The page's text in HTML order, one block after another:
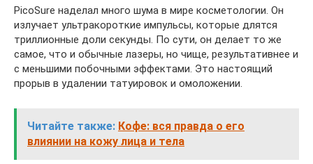
PicoSure наделал много шума в мире косметологии. Он
излучает ультракороткие импульсы, которые длятся
триллионные доли секунды. По сути, он делает то же
самое, что и обычные лазеры, но чище, результативнее и
с меньшими побочными эффектами. Это настоящий
прорыв в удалении татуировок и омоложении.
Читайте также: Кофе: вся правда о его
влиянии на кожу лица и тела